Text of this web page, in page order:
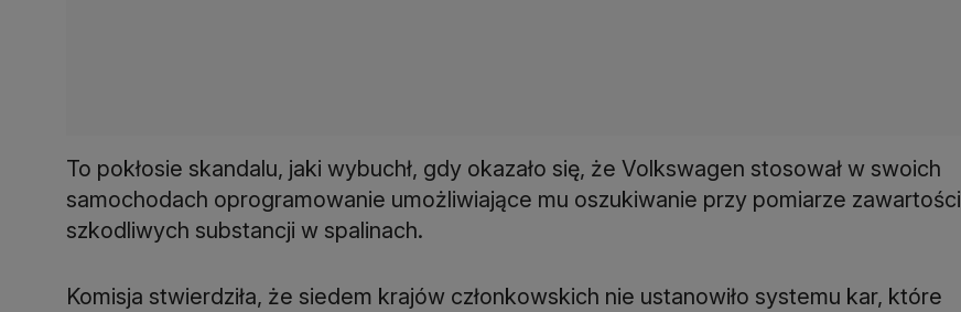
To pokłosie skandalu, jaki wybuchł, gdy okazało się, że Volkswagen stosował w swoich
samochodach oprogramowanie umożliwiające mu oszukiwanie przy pomiarze zawartości
szkodliwych substancji w spalinach.
Komisja stwierdziła, że siedem krajów członkowskich nie ustanowiło systemu kar, które